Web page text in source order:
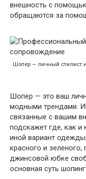
внешность с
обращаются за
Шопер — личный стилист
Шопер — это ваш
модными трендами.
связанные с вашим
подскажет где, как и
иной вариант
красного и
джинсовой юбке
основная суть